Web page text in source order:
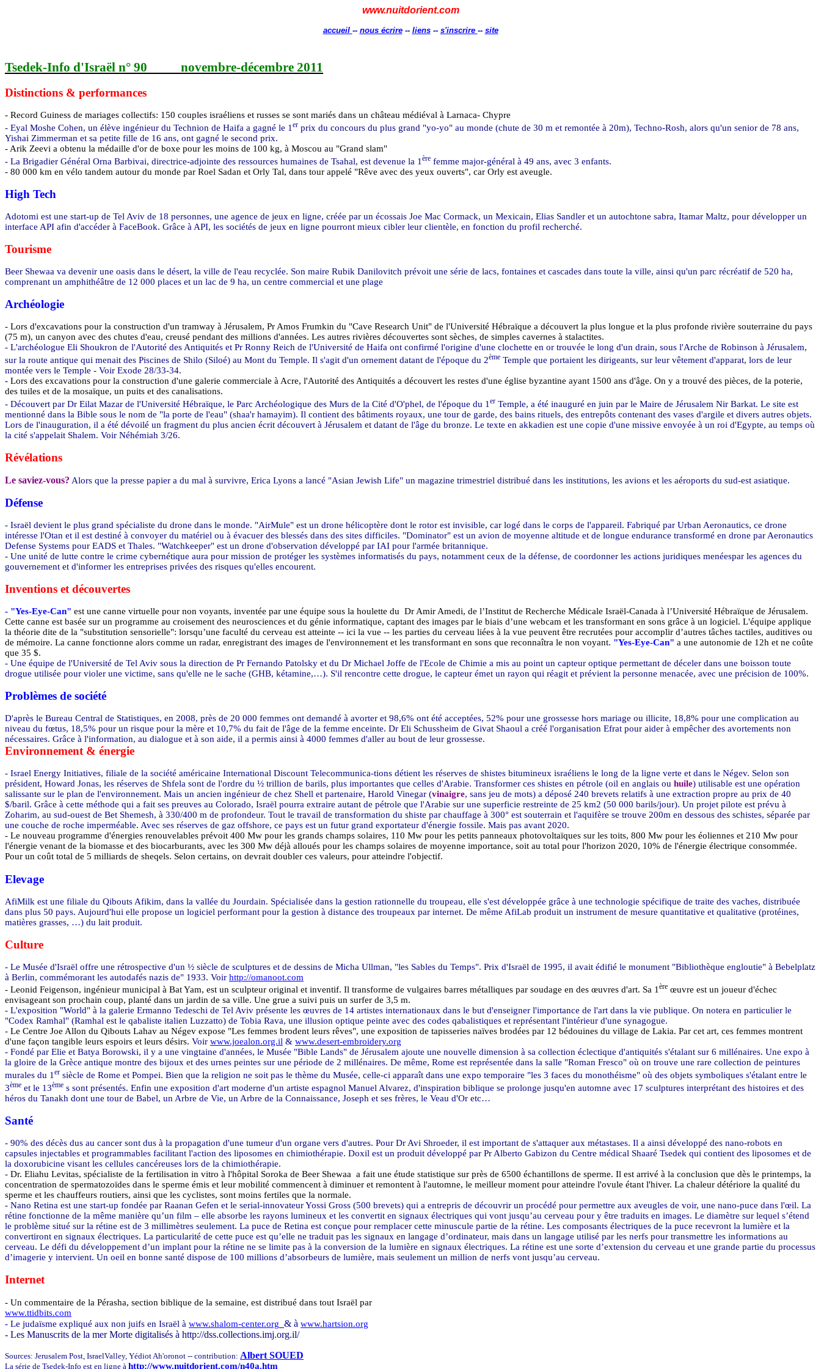
www.nuitdorient.com
accueil -- nous écrire-- liens-- s'inscrire -- site
Tsedek-Info d'Israël n° 90 novembre-décembre 2011
Distinctions & performances
- Record Guiness de mariages collectifs: 150 couples israéliens et russes se sont mariés dans un château médiéval à Larnaca- Chypre
- Eyal Moshe Cohen, un élève ingénieur du Technion de Haifa a gagné le 1 er prix du concours du plus grand "yo-yo" au monde (chute de 30 m et remontée à 20m), Techno-Rosh, alors qu'un senior de 78 ans,
Yishai Zimmerman et sa petite fille de 16 ans, ont gagné le second prix.
- Arik Zeevi a obtenu la médaille d'or de boxe pour les moins de 100 kg, à Moscou au "Grand slam"
- La Brigadier Général Orna Barbivai, directrice-adjointe des ressources humaines de Tsahal, est devenue la 1 ère femme major-général à 49 ans, avec 3 enfants.
- 80 000 km en vélo tandem autour du monde par Roel Sadan et Orly Tal, dans tour appelé "Rêve avec des yeux ouverts", car Orly est aveugle.
High Tech
Adotomi est une start-up de Tel Aviv de 18 personnes, une agence de jeux en ligne, créée par un écossais Joe Mac Cormack, un Mexicain, Elias Sandler et un autochtone sabra, Itamar Maltz, pour développer un
interface API afin d'accéder à FaceBook. Grâce à API, les sociétés de jeux en ligne pourront mieux cibler leur clientèle, en fonction du profil recherché.
Tourisme
Beer Shewaa va devenir une oasis dans le désert, la ville de l'eau recyclée. Son maire Rubik Danilovitch prévoit une série de lacs, fontaines et cascades dans toute la ville, ainsi qu'un parc récréatif de 520 ha,
comprenant un amphithéâtre de 12 000 places et un lac de 9 ha, un centre commercial et une plage
Archéologie
- Lors d'excavations pour la construction d'un tramway à Jérusalem, Pr Amos Frumkin du "Cave Research Unit" de l'Université Hébraïque a découvert la plus longue et la plus profonde rivière souterraine du pays
(75 m), un canyon avec des chutes d'eau, creusé pendant des millions d'années. Les autres rivières découvertes sont sèches, de simples cavernes à stalactites.
- L'archéologue Eli Shoukron de l'Autorité des Antiquités et Pr Ronny Reich de l'Université de Haifa ont confirmé l'origine d'une clochette en or trouvée le long d'un drain, sous l'Arche de Robinson à Jérusalem,
sur la route antique qui menait des Piscines de Shilo (Siloé) au Mont du Temple. Il s'agit d'un ornement datant de l'époque du 2ème Temple que portaient les dirigeants, sur leur vêtement d'apparat, lors de leur
montée vers le Temple - Voir Exode 28/33-34.
- Lors des excavations pour la construction d'une galerie commerciale à Acre, l'Autorité des Antiquités a découvert les restes d'une église byzantine ayant 1500 ans d'âge. On y a trouvé des pièces, de la poterie,
des tuiles et de la mosaïque, un puits et des canalisations.
- Découvert par Dr Eilat Mazar de l'Université Hébraïque, le Parc Archéologique des Murs de la Cité d'O'phel, de l'époque du 1 er Temple, a été inauguré en juin par le Maire de Jérusalem Nir Barkat. Le site est
mentionné dans la Bible sous le nom de "la porte de l'eau" (shaa'r hamayim). Il contient des bâtiments royaux, une tour de garde, des bains rituels, des entrepôts contenant des vases d'argile et divers autres objets.
Lors de l'inauguration, il a été dévoilé un fragment du plus ancien écrit découvert à Jérusalem et datant de l'âge du bronze. Le texte en akkadien est une copie d'une missive envoyée à un roi d'Egypte, au temps où
la cité s'appelait Shalem. Voir Néhémiah 3/26.
Révélations
Le saviez-vous? Alors que la presse papier a du mal à survivre, Erica Lyons a lancé "Asian Jewish Life" un magazine trimestriel distribué dans les institutions, les avions et les aéroports du sud-est asiatique.
Défense
- Israël devient le plus grand spécialiste du drone dans le monde. "AirMule" est un drone hélicoptère dont le rotor est invisible, car logé dans le corps de l'appareil. Fabriqué par Urban Aeronautics, ce drone
intéresse l'Otan et il est destiné à convoyer du matériel ou à évacuer des blessés dans des sites difficiles. "Dominator" est un avion de moyenne altitude et de longue endurance transformé en drone par Aeronautics
Defense Systems pour EADS et Thales. "Watchkeeper" est un drone d'observation développé par IAI pour l'armée britannique.
- Une unité de lutte contre le crime cybernétique aura pour mission de protéger les systèmes informatisés du pays, notamment ceux de la défense, de coordonner les actions juridiques menéespar les agences du
gouvernement et d'informer les entreprises privées des risques qu'elles encourent.
Inventions et découvertes
- "Yes-Eye-Can" est une canne virtuelle pour non voyants, inventée par une équipe sous la houlette du Dr Amir Amedi, de l’Institut de Recherche Médicale Israël-Canada à l’Université Hébraïque de Jérusalem.
Cette canne est basée sur un programme au croisement des neurosciences et du génie informatique, captant des images par le biais d’une webcam et les transformant en sons grâce à un logiciel. L'équipe applique
la théorie dite de la "substitution sensorielle": lorsqu’une faculté du cerveau est atteinte -- ici la vue -- les parties du cerveau liées à la vue peuvent être recrutées pour accomplir d’autres tâches tactiles, auditives ou
de mémoire. La canne fonctionne alors comme un radar, enregistrant des images de l'environnement et les transformant en sons que reconnaîtra le non voyant. "Yes-Eye-Can" a une autonomie de 12h et ne coûte
que 35 $.
- Une équipe de l'Université de Tel Aviv sous la direction de Pr Fernando Patolsky et du Dr Michael Joffe de l'Ecole de Chimie a mis au point un capteur optique permettant de déceler dans une boisson toute
drogue utilisée pour violer une victime, sans qu'elle ne le sache (GHB, kétamine,…). S'il rencontre cette drogue, le capteur émet un rayon qui réagit et prévient la personne menacée, avec une précision de 100%.
Problèmes de société
D'après le Bureau Central de Statistiques, en 2008, près de 20 000 femmes ont demandé à avorter et 98,6% ont été acceptées, 52% pour une grossesse hors mariage ou illicite, 18,8% pour une complication au
niveau du fœtus, 18,5% pour un risque pour la mère et 10,7% du fait de l'âge de la femme enceinte. Dr Eli Schussheim de Givat Shaoul a créé l'organisation Efrat pour aider à empêcher des avortements non
nécessaires. Grâce à l'information, au dialogue et à son aide, il a permis ainsi à 4000 femmes d'aller au bout de leur grossesse.
Environnement & énergie
- Israel Energy Initiatives, filiale de la société américaine International Discount Telecommunica-tions détient les réserves de shistes bitumineux israéliens le long de la ligne verte et dans le Négev. Selon son
président, Howard Jonas, les réserves de Shfela sont de l'ordre du ½ trillion de barils, plus importantes que celles d'Arabie. Transformer ces shistes en pétrole (oil en anglais ou huile) utilisable est une opération
salissante sur le plan de l'environnement. Mais un ancien ingénieur de chez Shell et partenaire, Harold Vinegar (vinaigre, sans jeu de mots) a déposé 240 brevets relatifs à une extraction propre au prix de 40
$/baril. Grâce à cette méthode qui a fait ses preuves au Colorado, Israël pourra extraire autant de pétrole que l'Arabie sur une superficie restreinte de 25 km2 (50 000 barils/jour). Un projet pilote est prévu à
Zoharim, au sud-ouest de Bet Shemesh, à 330/400 m de profondeur. Tout le travail de transformation du shiste par chauffage à 300° est souterrain et l'aquifère se trouve 200m en dessous des schistes, séparée par
une couche de roche imperméable. Avec ses réserves de gaz offshore, ce pays est un futur grand exportateur d'énergie fossile. Mais pas avant 2020.
- Le nouveau programme d'énergies renouvelables prévoit 400 Mw pour les grands champs solaires, 110 Mw pour les petits panneaux photovoltaïques sur les toits, 800 Mw pour les éoliennes et 210 Mw pour
l'énergie venant de la biomasse et des biocarburants, avec les 300 Mw déjà alloués pour les champs solaires de moyenne importance, soit au total pour l'horizon 2020, 10% de l'énergie électrique consommée.
Pour un coût total de 5 milliards de sheqels. Selon certains, on devrait doubler ces valeurs, pour atteindre l'objectif.
Elevage
AfiMilk est une filiale du Qibouts Afikim, dans la vallée du Jourdain. Spécialisée dans la gestion rationnelle du troupeau, elle s'est développée grâce à une technologie spécifique de traite des vaches, distribuée
dans plus 50 pays. Aujourd'hui elle propose un logiciel performant pour la gestion à distance des troupeaux par internet. De même AfiLab produit un instrument de mesure quantitative et qualitative (protéines,
matières grasses, …) du lait produit.
Culture
- Le Musée d'Israël offre une rétrospective d'un ½ siècle de sculptures et de dessins de Micha Ullman, "les Sables du Temps". Prix d'Israël de 1995, il avait édifié le monument "Bibliothèque engloutie" à Bebelplatz
à Berlin, commémorant les autodafés nazis de" 1933. Voir http://omanoot.com
- Leonid Feigenson, ingénieur municipal à Bat Yam, est un sculpteur original et inventif. Il transforme de vulgaires barres métalliques par soudage en des œuvres d'art. Sa 1ère œuvre est un joueur d'échec
envisageant son prochain coup, planté dans un jardin de sa ville. Une grue a suivi puis un surfer de 3,5 m.
- L'exposition "World" à la galerie Ermanno Tedeschi de Tel Aviv présente les œuvres de 14 artistes internationaux dans le but d'enseigner l'importance de l'art dans la vie publique. On notera en particulier le
"Codex Ramhal" (Ramhal est le qabaliste italien Luzzatto) de Tobia Rava, une illusion optique peinte avec des codes qabalistiques et représentant l'intérieur d'une synagogue.
- Le Centre Joe Allon du Qibouts Lahav au Négev expose "Les femmes brodent leurs rêves", une exposition de tapisseries naïves brodées par 12 bédouines du village de Lakia. Par cet art, ces femmes montrent
d'une façon tangible leurs espoirs et leurs désirs. Voir www.joealon.org.il & www.desert-embroidery.org
- Fondé par Elie et Batya Borowski, il y a une vingtaine d'années, le Musée "Bible Lands" de Jérusalem ajoute une nouvelle dimension à sa collection éclectique d'antiquités s'étalant sur 6 millénaires. Une expo à
la gloire de la Grèce antique montre des bijoux et des urnes peintes sur une période de 2 millénaires. De même, Rome est représentée dans la salle "Roman Fresco" où on trouve une rare collection de peintures
murales du 1er siècle de Rome et Pompei. Bien que la religion ne soit pas le thème du Musée, celle-ci apparaît dans une expo temporaire "les 3 faces du monothéisme" où des objets symboliques s'étalant entre le
3ème et le 13ème s sont présentés. Enfin une exposition d'art moderne d'un artiste espagnol Manuel Alvarez, d'inspiration biblique se prolonge jusqu'en automne avec 17 sculptures interprétant des histoires et des
héros du Tanakh dont une tour de Babel, un Arbre de Vie, un Arbre de la Connaissance, Joseph et ses frères, le Veau d'Or etc…
Santé
- 90% des décès dus au cancer sont dus à la propagation d'une tumeur d'un organe vers d'autres. Pour Dr Avi Shroeder, il est important de s'attaquer aux métastases. Il a ainsi développé des nano-robots en
capsules injectables et programmables facilitant l'action des liposomes en chimiothérapie. Doxil est un produit développé par Pr Alberto Gabizon du Centre médical Shaaré Tsedek qui contient des liposomes et de
la doxorubicine visant les cellules cancéreuses lors de la chimiothérapie.
- Dr. Eliahu Levitas, spécialiste de la fertilisation in vitro à l'hôpital Soroka de Beer Shewaa a fait une étude statistique sur près de 6500 échantillons de sperme. Il est arrivé à la conclusion que dès le printemps, la
concentration de spermatozoïdes dans le sperme émis et leur mobilité commencent à diminuer et remontent à l'automne, le meilleur moment pour atteindre l'ovule étant l'hiver. La chaleur détériore la qualité du
sperme et les chauffeurs routiers, ainsi que les cyclistes, sont moins fertiles que la normale.
- Nano Retina est une start-up fondée par Raanan Gefen et le serial-innovateur Yossi Gross (500 brevets) qui a entrepris de découvrir un procédé pour permettre aux aveugles de voir, une nano-puce dans l'œil. La
rétine fonctionne de la même manière qu’un film – elle absorbe les rayons lumineux et les convertit en signaux électriques qui vont jusqu’au cerveau pour y être traduits en images. Le diamètre sur lequel s’étend
le problème situé sur la rétine est de 3 millimètres seulement. La puce de Retina est conçue pour remplacer cette minuscule partie de la rétine. Les composants électriques de la puce recevront la lumière et la
convertiront en signaux électriques. La particularité de cette puce est qu’elle ne traduit pas les signaux en langage d’ordinateur, mais dans un langage utilisé par les nerfs pour transmettre les informations au
cerveau. Le défi du développement d’un implant pour la rétine ne se limite pas à la conversion de la lumière en signaux électriques. La rétine est une sorte d’extension du cerveau et une grande partie du processus
d’imagerie y intervient. Un oeil en bonne santé dispose de 100 millions d’absorbeurs de lumière, mais seulement un million de nerfs vont jusqu’au cerveau.
Internet
- Un commentaire de la Pérasha, section biblique de la semaine, est distribué dans tout Israël par
www.ttidbits.com
- Le judaïsme expliqué aux non juifs en Israël à www.shalom-center.org & à www.hartsion.org
- Les Manuscrits de la mer Morte digitalisés à http://dss.collections.imj.org.il/
Sources: Jerusalem Post, IsraelValley, Yédiot Ah'oronot -- contribution: Albert SOUED
La série de Tsedek-Info est en ligne à http://www.nuitdorient.com/n40a.htm